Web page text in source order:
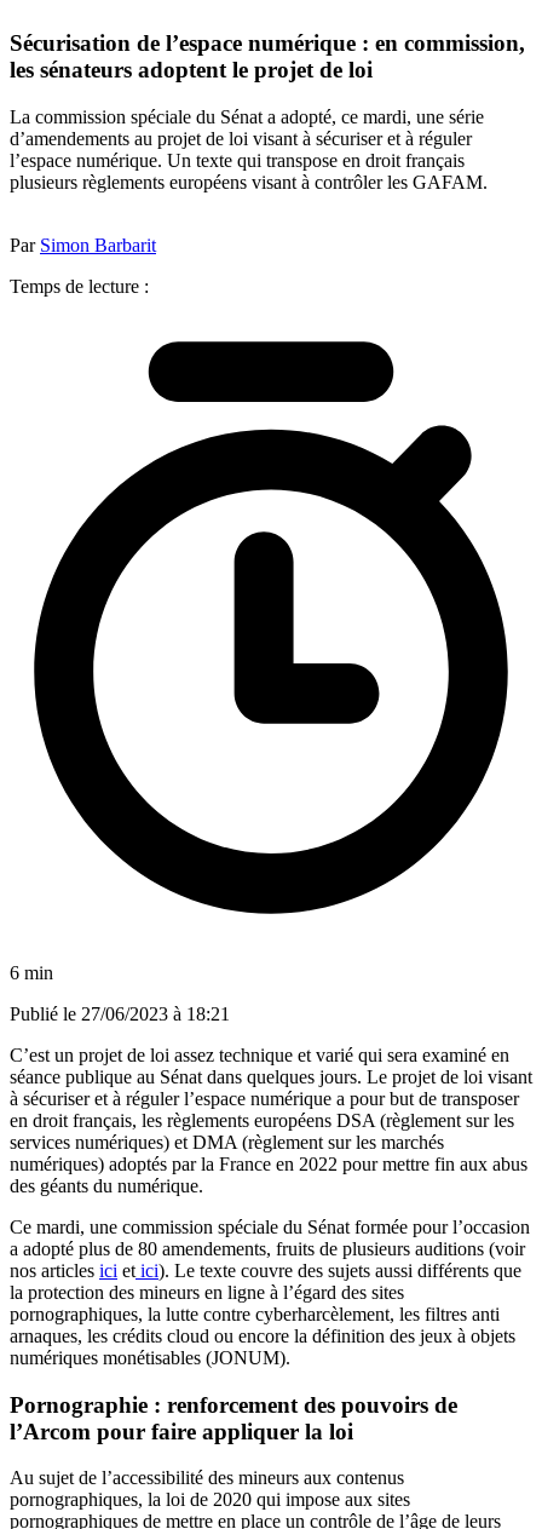
Sécurisation de l’espace numérique : en commission,
les sénateurs adoptent le projet de loi
La commission spéciale du Sénat a adopté, ce mardi, une série
d’amendements au projet de loi visant à sécuriser et à réguler
l’espace numérique. Un texte qui transpose en droit français
plusieurs règlements européens visant à contrôler les GAFAM.
Par Simon Barbarit
Temps de lecture :
6 min
Publié le 27/06/2023 à 18:21
C’est un projet de loi assez technique et varié qui sera examiné en
séance publique au Sénat dans quelques jours. Le projet de loi visant
à sécuriser et à réguler l’espace numérique a pour but de transposer
en droit français, les règlements européens DSA (règlement sur les
services numériques) et DMA (règlement sur les marchés
numériques) adoptés par la France en 2022 pour mettre fin aux abus
des géants du numérique.
Ce mardi, une commission spéciale du Sénat formée pour l’occasion
a adopté plus de 80 amendements, fruits de plusieurs auditions (voir
nos articles ici et ici). Le texte couvre des sujets aussi différents que
la protection des mineurs en ligne à l’égard des sites
pornographiques, la lutte contre cyberharcèlement, les filtres anti
arnaques, les crédits cloud ou encore la définition des jeux à objets
numériques monétisables (JONUM).
Pornographie : renforcement des pouvoirs de
l’Arcom pour faire appliquer la loi
Au sujet de l’accessibilité des mineurs aux contenus
pornographiques, la loi de 2020 qui impose aux sites
pornographiques de mettre en place un contrôle de l’âge de leurs